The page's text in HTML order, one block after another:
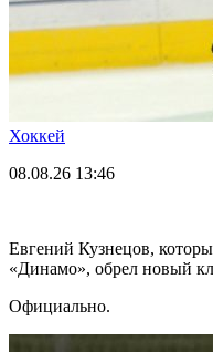
Хоккей
08.08.26 13:46
Евгений Кузнецов,
«Динамо», обрел новый
Официально.